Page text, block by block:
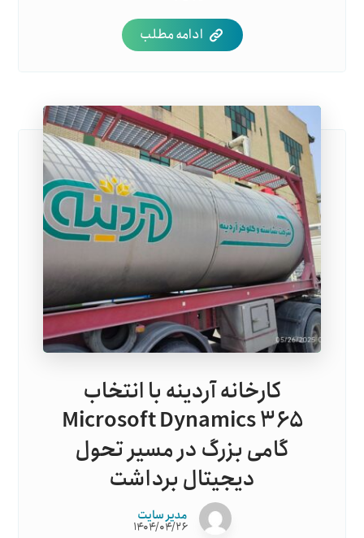
ادامه مطلب
کارخانه آردینه با انتخاب
Microsoft Dynamics ۳۶۵
گامی بزرگ در مسیر تحول
دیجیتال برداشت
مدیر سایت
۱۴۰۴/۰۴/۲۶